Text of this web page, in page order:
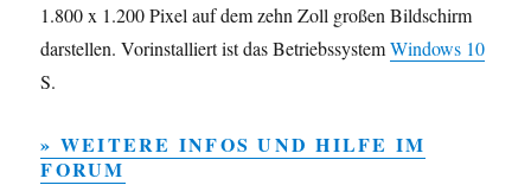
1.800 x 1.200 Pixel auf dem zehn Zoll großen Bildschirm
darstellen. Vorinstalliert ist das BetriebssystemWindows 10
S.
» WEITERE INFOS UND HILFE IM
FORUM